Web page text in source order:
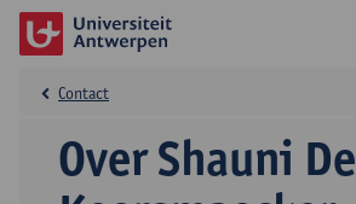
Over Shauni De
Contact